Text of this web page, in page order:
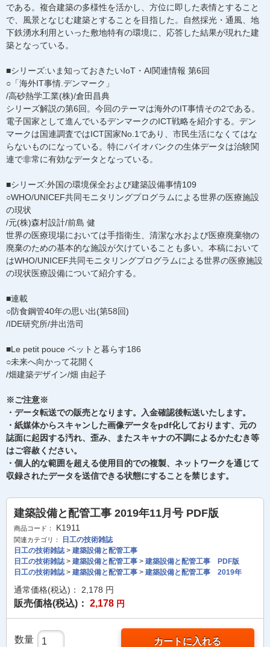
である。複合建築の多様性を活かし、方位に即した表情とすること
で、風景となじむ建築とすることを目指した。自然採光・通風、地
下鉄湧水利用といった敷地特有の環境に、応答した結果が現れた建
築となっている。
■シリーズ:いま知っておきたいIoT・AI関連情報 第6回
○「海外IT事情.デンマーク」
/高砂熱学工業(株)/倉田昌典
シリーズ解説の第6回。今回のテーマは海外のIT事情その2である。
電子国家として進んでいるデンマークのICT戦略を紹介する。デン
マークは国連調査ではICT国家No.1であり、市民生活になくてはな
らないものになっている。特にバイオバンクの生体データは治験関
連で非常に有効なデータとなっている。
■シリーズ:外国の環境保全および建築設備事情109
○WHO/UNICEF共同モニタリングプログラムによる世界の医療施設
の現状
/元(株)森村設計/前島 健
世界の医療現場においては手指衛生、清潔な水および医療廃棄物の
廃棄のための基本的な施設が欠けていることも多い。本稿において
はWHO/UNICEF共同モニタリングプログラムによる世界の医療施設
の現状医療設備について紹介する。
■連載
○防食鋼管40年の思い出(第58回)
/IDE研究所/井出浩司
■Le petit pouce ペットと暮らす186
○未来へ向かって花開く
/畑建築デザイン/畑 由起子
※ご注意※
・データ転送での販売となります。入金確認後転送いたします。
・紙媒体からスキャンした画像データをpdf化しております、元の
誌面に起因する汚れ、歪み、またスキャナの不調によるかたむき等
はご容赦ください。
・個人的な範囲を超える使用目的での複製、ネットワークを通じて
収録されたデータを送信できる状態にすることを禁じます。
建築設備と配管工事 2019年11月号 PDF版
商品コード： K1911
関連カテゴリ：
日工の技術雑誌
日工の技術雑誌> 建築設備と配管工事
日工の技術雑誌> 建築設備と配管工事 > 建築設備と配管工事 PDF版
日工の技術雑誌> 建築設備と配管工事 > 建築設備と配管工事 2019年
通常価格(税込)： 2,178 円
販売価格(税込)： 2,178 円
数量 カートに入れる